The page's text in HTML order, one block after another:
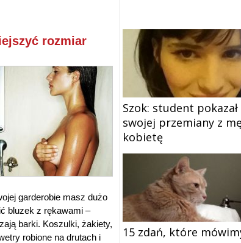
rozmiar
garderobie masz dużo
bluzek z rękawami –
barki. Koszulki, żakiety,
robione na drutach i
Szok: student
swojej przemiany z
kobietę
15 zdań, które